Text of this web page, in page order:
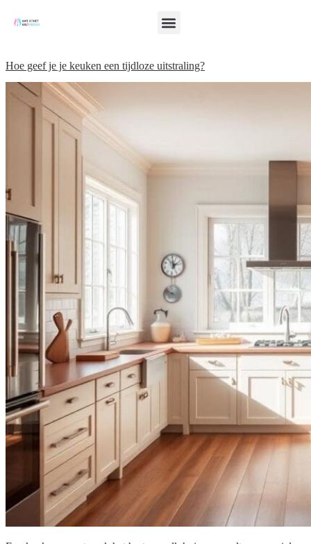
Hoe geef je je keuken een tijdloze uitstraling?